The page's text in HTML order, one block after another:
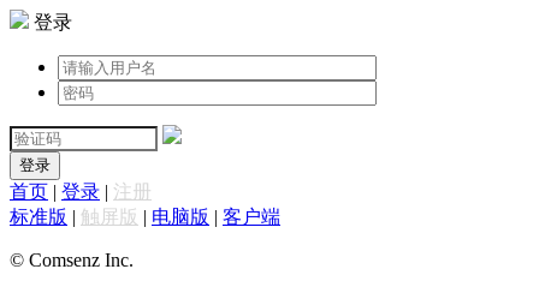
登录
登录
首页 | 登录 | 注册
标准版 | 触屏版 | 电脑版 | 客户端
© Comsenz Inc.